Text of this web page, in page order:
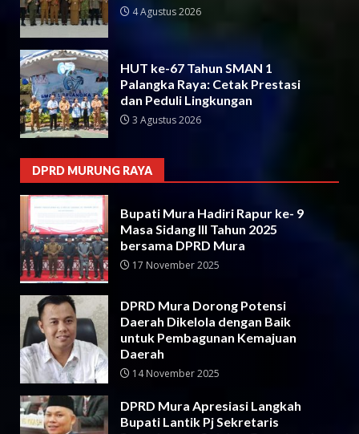
4 Agustus 2026
HUT ke-67 Tahun SMAN 1
Palangka Raya: Cetak Prestasi
dan Peduli Lingkungan
3 Agustus 2026
DPRD MURUNG RAYA
Bupati Mura Hadiri Rapur ke- 9
Masa Sidang III Tahun 2025
bersama DPRD Mura
17 November 2025
DPRD Mura Dorong Potensi
Daerah Dikelola dengan Baik
untuk Pembagunan Kemajuan
Daerah
14 November 2025
DPRD Mura Apresiasi Langkah
Bupati Lantik Pj Sekretaris